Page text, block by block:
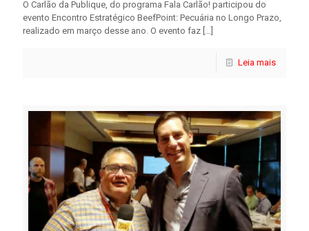
O Carlão da Publique, do programa Fala Carlão! participou do
evento Encontro Estratégico BeefPoint: Pecuária no Longo Prazo,
realizado em março desse ano. O evento faz […]
Leia mais